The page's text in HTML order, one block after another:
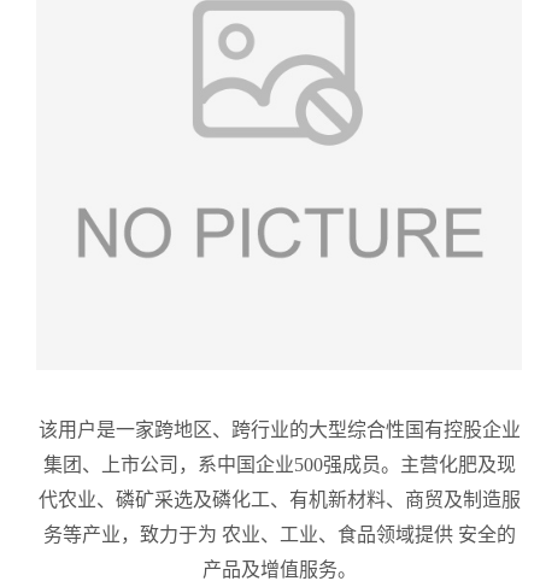
该用户是一家跨地区、跨行业的大型综合性国有控股企业
集团、上市公司，系中国企业500强成员。主营化肥及现
代农业、磷矿采选及磷化工、有机新材料、商贸及制造服
务等产业，致力于为 农业、工业、食品领域提供 安全的
产品及增值服务。